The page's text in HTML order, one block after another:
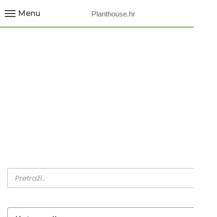
Planthouse.hr
Menu